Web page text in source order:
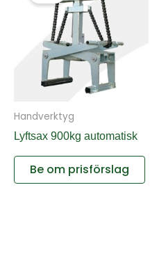
Handverktyg
Lyftsax 900kg automatisk
Be om prisförslag